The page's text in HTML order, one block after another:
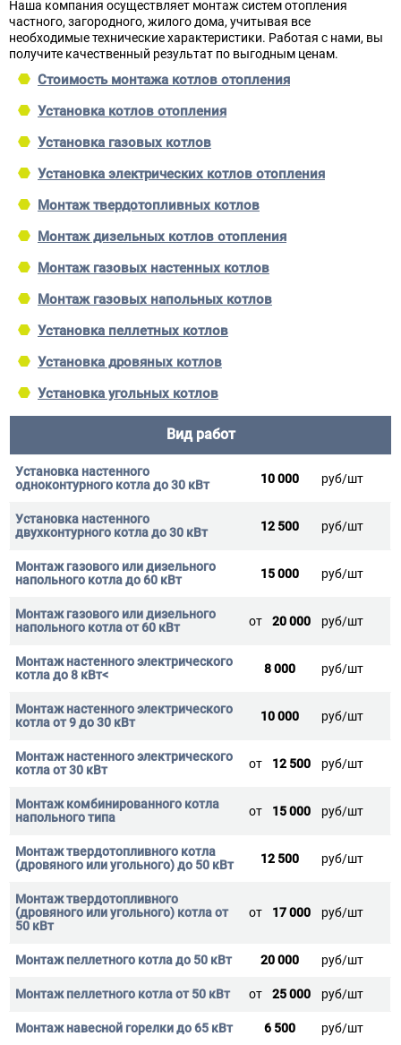
Наша компания осуществляет монтаж систем отопления
частного, загородного, жилого дома, учитывая все
необходимые технические характеристики. Работая с нами, вы
получите качественный результат по выгодным ценам.
Стоимость монтажа котлов отопления
Установка котлов отопления
Установка газовых котлов
Установка электрических котлов отопления
Монтаж твердотопливных котлов
Монтаж дизельных котлов отопления
Монтаж газовых настенных котлов
Монтаж газовых напольных котлов
Установка пеллетных котлов
Установка дровяных котлов
Установка угольных котлов
Вид работ
10 000 руб/шт
12 500 руб/шт
15 000 руб/шт
от 20 000 руб/шт
8 000 руб/шт
10 000 руб/шт
от 12 500 руб/шт
от 15 000 руб/шт
12 500 руб/шт
от 17 000 руб/шт
20 000 руб/шт
от 25 000 руб/шт
6 500 руб/шт